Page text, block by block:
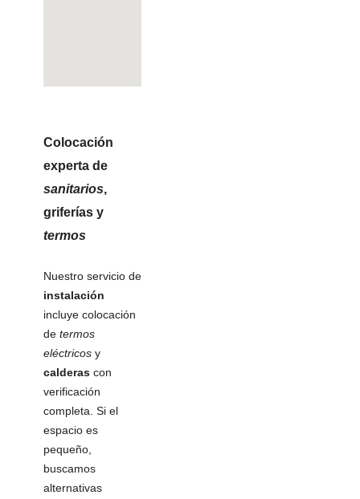
Colocación
experta de
sanitarios,
griferías y
termos
Nuestro servicio de
instalación
incluye colocación
de termos
eléctricos y
calderas con
verificación
completa. Si el
espacio es
pequeño,
buscamos
alternativas